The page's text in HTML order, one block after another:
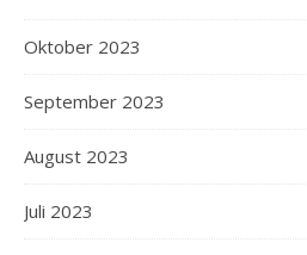
Oktober 2023
September 2023
August 2023
Juli 2023